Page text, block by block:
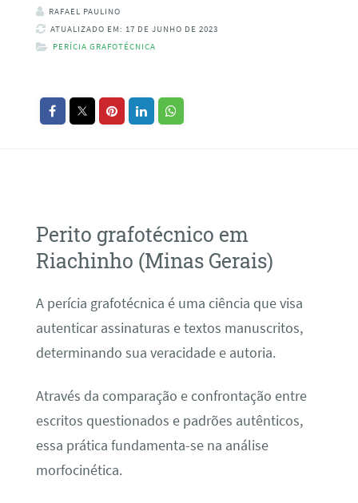
RAFAEL PAULINO
ATUALIZADO EM: 17 DE JUNHO DE 2023
PERÍCIA GRAFOTÉCNICA
Perito grafotécnico em
Riachinho (Minas Gerais)
A perícia grafotécnica é uma ciência que visa
autenticar assinaturas e textos manuscritos,
determinando sua veracidade e autoria.
Através da comparação e confrontação entre
escritos questionados e padrões autênticos,
essa prática fundamenta-se na análise
morfocinética.